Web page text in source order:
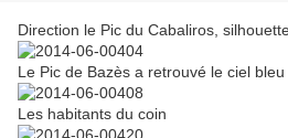
Direction le Pic du Cabaliros,
Le Pic de Bazès a retrouvé le ciel bleu
Les habitants du coin